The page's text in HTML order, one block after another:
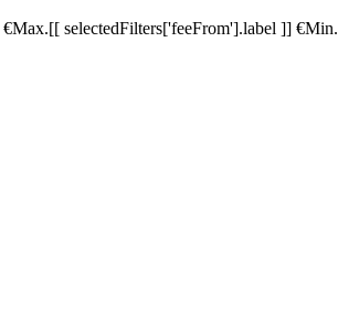
€Max.[[ selectedFilters['feeFrom'].label ]] €Min.